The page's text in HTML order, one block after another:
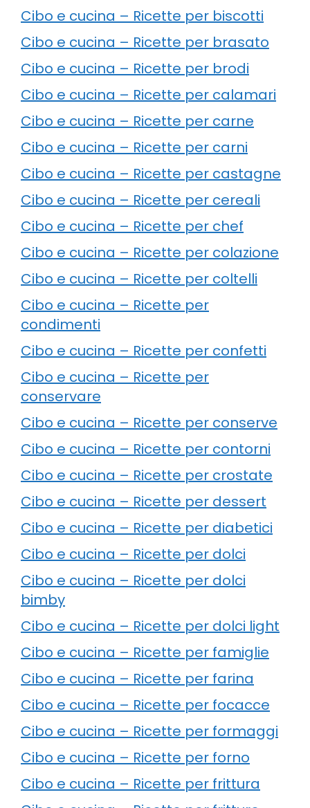
Cibo e cucina – Ricette per biscotti
Cibo e cucina – Ricette per brasato
Cibo e cucina – Ricette per brodi
Cibo e cucina – Ricette per calamari
Cibo e cucina – Ricette per carne
Cibo e cucina – Ricette per carni
Cibo e cucina – Ricette per castagne
Cibo e cucina – Ricette per cereali
Cibo e cucina – Ricette per chef
Cibo e cucina – Ricette per colazione
Cibo e cucina – Ricette per coltelli
Cibo e cucina – Ricette per
condimenti
Cibo e cucina – Ricette per confetti
Cibo e cucina – Ricette per
conservare
Cibo e cucina – Ricette per conserve
Cibo e cucina – Ricette per contorni
Cibo e cucina – Ricette per crostate
Cibo e cucina – Ricette per dessert
Cibo e cucina – Ricette per diabetici
Cibo e cucina – Ricette per dolci
Cibo e cucina – Ricette per dolci
bimby
Cibo e cucina – Ricette per dolci light
Cibo e cucina – Ricette per famiglie
Cibo e cucina – Ricette per farina
Cibo e cucina – Ricette per focacce
Cibo e cucina – Ricette per formaggi
Cibo e cucina – Ricette per forno
Cibo e cucina – Ricette per frittura